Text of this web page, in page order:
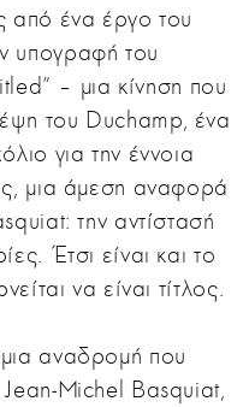
από ένα έργο του
υπογραφή του
– μια κίνηση που
του Duchamp, ένα
για την έννοια
μια άμεση αναφορά
την αντίστασή
Έτσι είναι και το
να είναι τίτλος.
αναδρομή που
Jean-Michel Basquiat,